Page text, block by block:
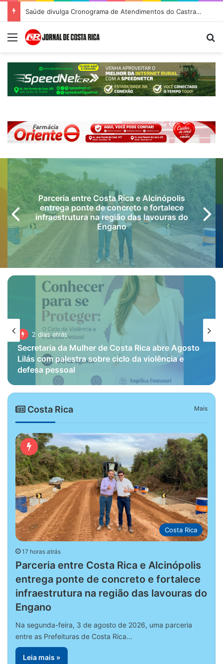
Secretaria da Mulher de Costa Rica abre Agosto Lilás com palestra sobre ciclo da violência e defesa pessoal
Menu
Parceria entre Costa Rica e Alcinópolis
entrega ponte de concreto e fortalece
infraestrutura na região das lavouras do
Engano
2 dias atrás
Secretaria da Mulher de Costa Rica abre Agosto
Lilás com palestra sobre ciclo da violência e
defesa pessoal
Costa Rica Mais
Costa Rica
17 horas atrás
Parceria entre Costa Rica e Alcinópolis
entrega ponte de concreto e fortalece
infraestrutura na região das lavouras do
Engano
Na segunda-feira, 3 de agosto de 2026, uma parceria
entre as Prefeituras de Costa Rica…
Leia mais »